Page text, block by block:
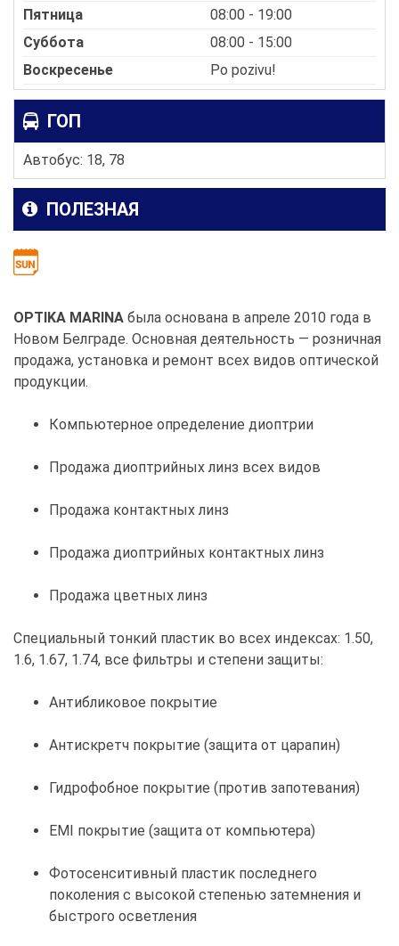
Пятница
08:00 - 19:00
Суббота
08:00 - 15:00
Воскресенье
Po pozivu!
ГОП
Автобус: 18, 78
ПОЛЕЗНАЯ
OPTIKA MARINA была основана в апреле 2010 года в
Новом Белграде. Основная деятельность — розничная
продажа, установка и ремонт всех видов оптической
продукции.
Компьютерное определение диоптрии
Продажа диоптрийных линз всех видов
Продажа контактных линз
Продажа диоптрийных контактных линз
Продажа цветных линз
Специальный тонкий пластик во всех индексах: 1.50,
1.6, 1.67, 1.74, все фильтры и степени защиты:
Антибликовое покрытие
Антискретч покрытие (защита от царапин)
Гидрофобное покрытие (против запотевания)
EMI покрытие (защита от компьютера)
Фотосенситивный пластик последнего
поколения с высокой степенью затемнения и
быстрого осветления